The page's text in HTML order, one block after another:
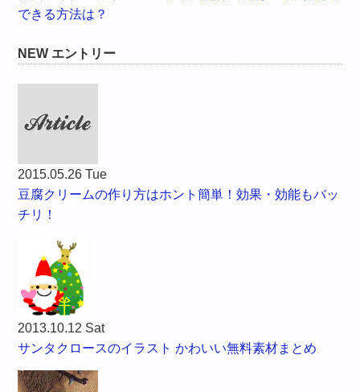
できる方法は？
NEW エントリー
2015.05.26 Tue
豆腐クリームの作り方はホント簡単！効果・効能もバッ
チリ！
2013.10.12 Sat
サンタクロースのイラスト かわいい無料素材まとめ